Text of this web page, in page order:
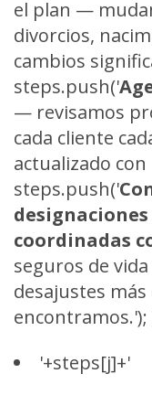
el plan —
divorcios,
cambios
steps.push('
— revisamos
cada cliente
actualizado con
steps.push('
coordinadas
seguros de
desajustes
'+steps[j]+'